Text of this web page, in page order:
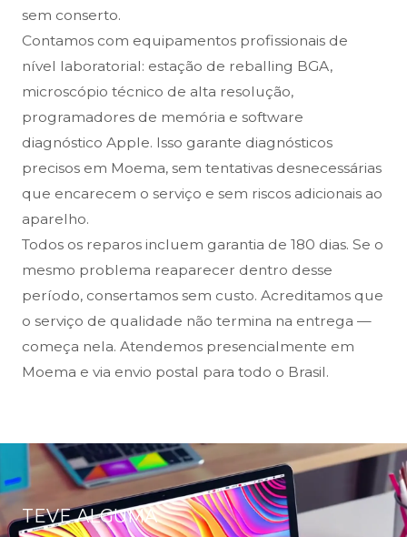
sem conserto.
Contamos com equipamentos profissionais de
nível laboratorial: estação de reballing BGA,
microscópio técnico de alta resolução,
programadores de memória e software
diagnóstico Apple. Isso garante diagnósticos
precisos em Moema, sem tentativas desnecessárias
que encarecem o serviço e sem riscos adicionais ao
aparelho.
Todos os reparos incluem garantia de 180 dias. Se o
mesmo problema reaparecer dentro desse
período, consertamos sem custo. Acreditamos que
o serviço de qualidade não termina na entrega —
começa nela. Atendemos presencialmente em
Moema e via envio postal para todo o Brasil.
TEVE ALGUMA